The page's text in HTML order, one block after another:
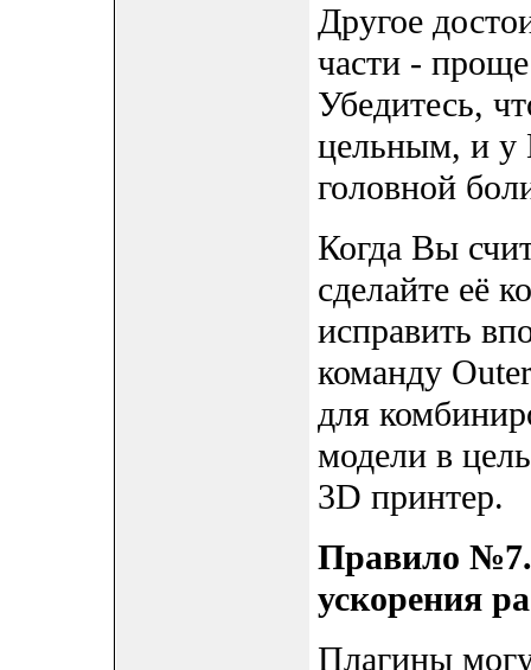
Другое
части -
Убедитесь,
цельным, и у
головной
Когда Вы
сделайте её
исправить
команду
для
модели в
3D принтер.
Правило №7.
ускорения
Плагины